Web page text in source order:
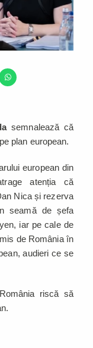
semnalează că
plan european.
european din
atenția că
Nica și rezerva
seamă de șefa
iar pe cale de
de România în
audieri ce se
riscă să